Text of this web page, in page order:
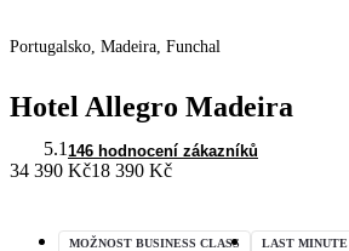
Portugalsko, Madeira, Funchal
Hotel Allegro Madeira
5.1 146 hodnocení zákazníků
34 390 Kč18 390 Kč
MOŽNOST BUSINESS CLASS LAST MINUTE